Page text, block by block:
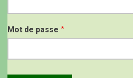
Mot de passe